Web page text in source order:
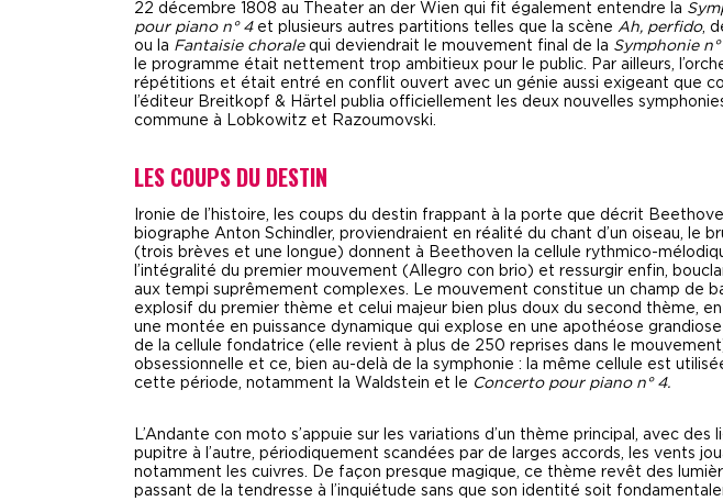
22 décembre 1808 au Theater an der Wien qui fit également entendre la
pour piano n° 4et plusieurs autres partitions telles que la scène Ah, perfido,
ou la Fantaisie choralequi deviendrait le mouvement final de la Symphonie n°
le programme était nettement trop ambitieux pour le public. Par ailleurs,
répétitions et était entré en conflit ouvert avec un génie aussi exigeant que
l’éditeur Breitkopf & Härtel publia officiellement les deux nouvelles
commune à Lobkowitz et Razoumovski.
LES COUPS DU DESTIN
Ironie de l’histoire, les coups du destin frappant à la porte que décrit
biographe Anton Schindler, proviendraient en réalité du chant d’un oiseau, le
(trois brèves et une longue) donnent à Beethoven la cellule rythmico-
l’intégralité du premier mouvement (Allegro con brio) et ressurgir enfin,
aux tempi suprêmement complexes. Le mouvement constitue un champ de
explosif du premier thème et celui majeur bien plus doux du second thème,
une montée en puissance dynamique qui explose en une apothéose
de la cellule fondatrice (elle revient à plus de 250 reprises dans le
obsessionnelle et ce, bien au-delà de la symphonie : la même cellule est
cette période, notamment la Waldstein et le Concerto pour piano n° 4.
L’Andante con moto s’appuie sur les variations d’un thème principal, avec des
pupitre à l’autre, périodiquement scandées par de larges accords, les vents
notamment les cuivres. De façon presque magique, ce thème revêt des
passant de la tendresse à l’inquiétude sans que son identité soit